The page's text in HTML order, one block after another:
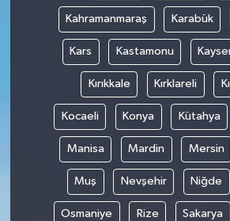
Kahramanmaraş Karabük
Kars Kastamonu
Kırıkkale Kırklareli
Kocaeli Konya Kütahya
Manisa Mardin Mersin
Muş Nevşehir Niğde
Osmaniye Rize Sakarya